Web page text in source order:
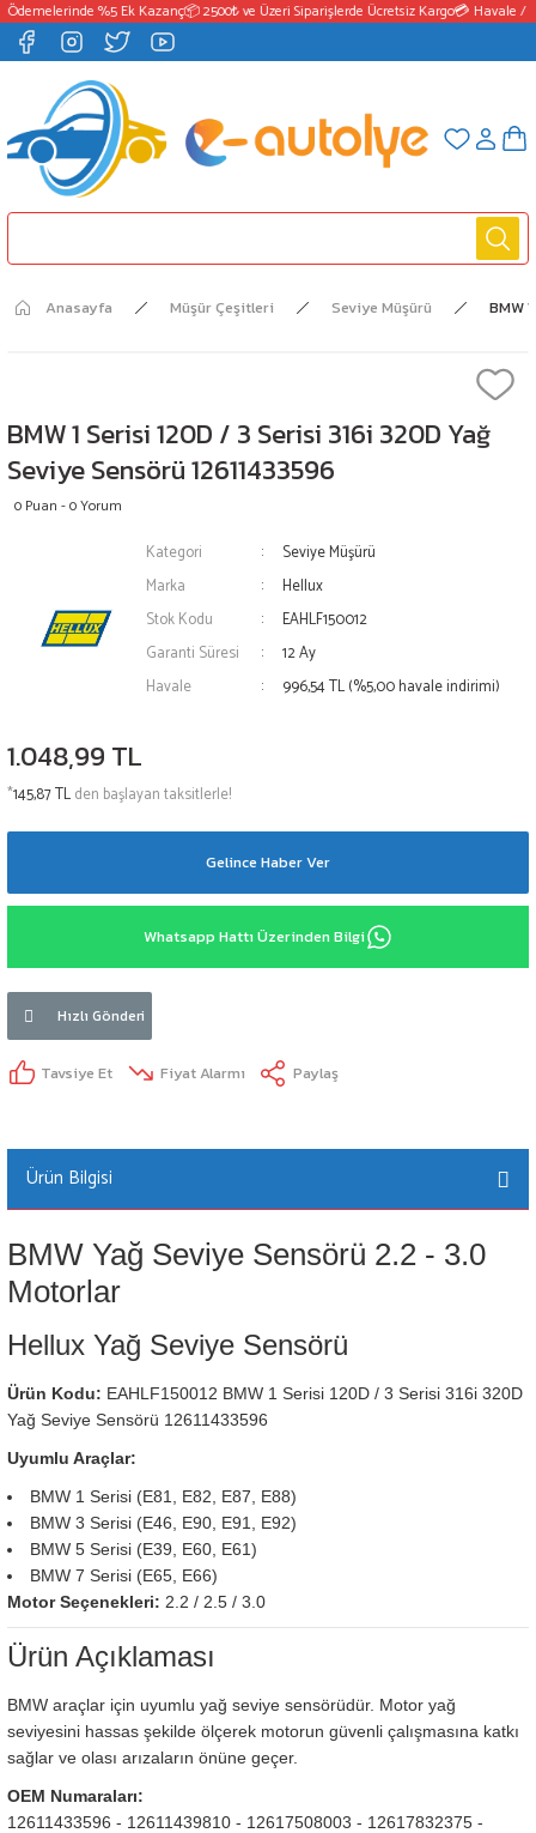
%5 Ek Kazanç📦 2500₺ ve Üzeri Siparişlerde Ücretsiz Kargo💳 Havale /
Anasayfa Müşür Çeşitleri Seviye Müşürü BMW
BMW 1 Serisi 120D / 3 Serisi 316i 320D Yağ
Seviye Sensörü 12611433596
0 Puan - 0 Yorum
Kategori
Seviye Müşürü
Marka
Hellux
Stok Kodu
EAHLF150012
Garanti Süresi
12 Ay
Havale
996,54 TL (%5,00 havale indirimi)
1.048,99 TL
*145,87 TLden başlayan taksitlerle!
Gelince Haber Ver
Whatsapp Hattı Üzerinden Bilgi
Hızlı Gönderi
Tavsiye Et Fiyat Alarmı Paylaş
Ürün Bilgisi
BMW Yağ Seviye Sensörü 2.2 - 3.0
Motorlar
Hellux Yağ Seviye Sensörü
Ürün Kodu: EAHLF150012 BMW 1 Serisi 120D / 3 Serisi 316i 320D
Yağ Seviye Sensörü 12611433596
Uyumlu Araçlar:
BMW 1 Serisi (E81, E82, E87, E88)
BMW 3 Serisi (E46, E90, E91, E92)
BMW 5 Serisi (E39, E60, E61)
BMW 7 Serisi (E65, E66)
Motor Seçenekleri: 2.2 / 2.5 / 3.0
Ürün Açıklaması
BMW araçlar için uyumlu yağ seviye sensörüdür. Motor yağ
seviyesini hassas şekilde ölçerek motorun güvenli çalışmasına katkı
sağlar ve olası arızaların önüne geçer.
OEM Numaraları:
12611433596 - 12611439810 - 12617508003 - 12617832375 -